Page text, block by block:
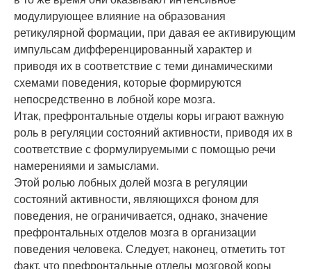
модулирующее влияние на образования
ретикулярной формации, при давая ее активирующим
импульсам дифференцированный характер и
приводя их в соответствие с теми динамическими
схемами поведения, которые формируются
непосредственно в лобной коре мозга.
Итак, префронтальные отделы коры играют важную
роль в регуляции состояний активности, приводя их в
соответствие с формулируемыми с помощью речи
намерениями и замыслами.
Этой ролью лобных долей мозга в регуляции
состояний активности, являющихся фоном для
поведения, не ограничивается, однако, значение
префронтальных отделов мозга в организации
поведения человека. Следует, наконец, отметить тот
факт, что префронтальные отделы мозговой коры